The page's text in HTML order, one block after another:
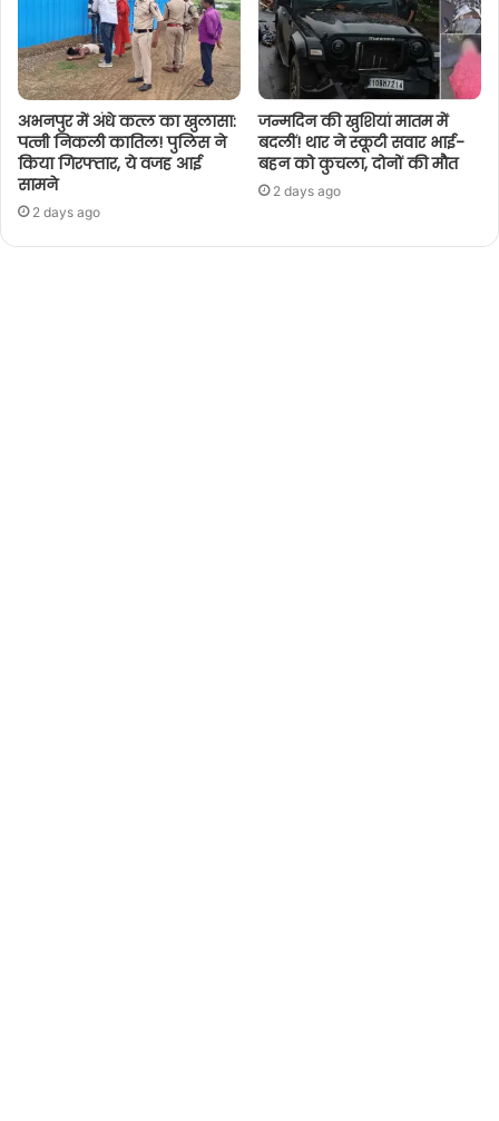
अभनपुर में अंधे कत्ल का खुलासा:
पत्नी निकली कातिल! पुलिस ने
किया गिरफ्तार, ये वजह आई
सामने
2 days ago
जन्मदिन की खुशियां मातम में
बदलीं! थार ने स्कूटी सवार भाई-
बहन को कुचला, दोनों की मौत
2 days ago